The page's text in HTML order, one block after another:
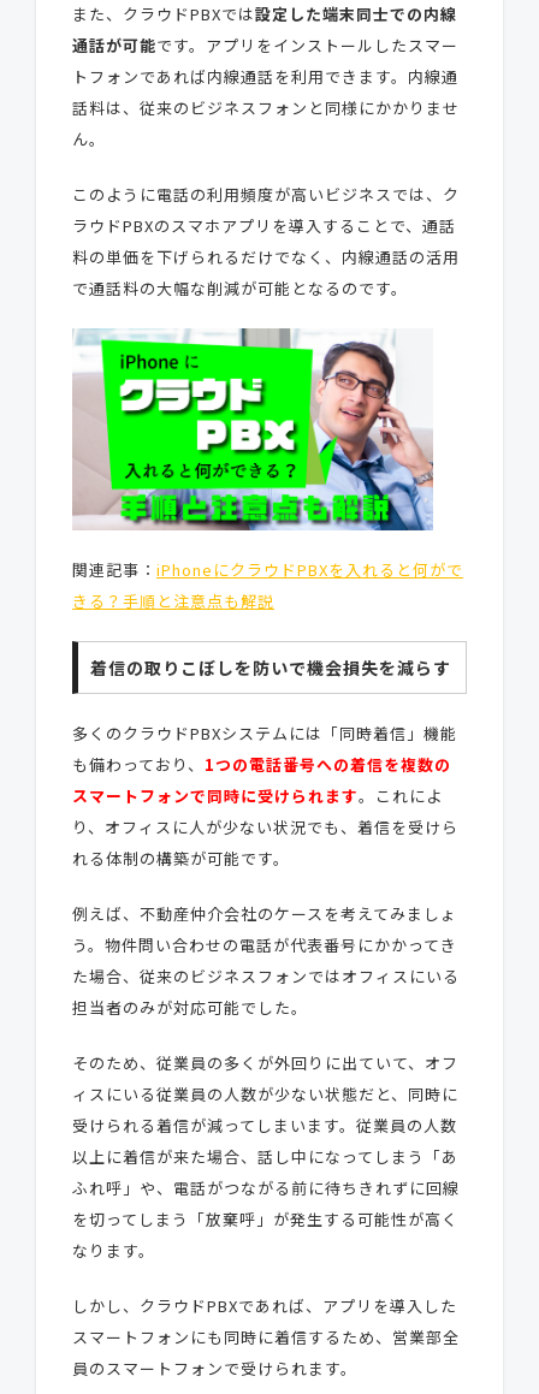
また、クラウドPBXでは設定した端末同士での内線
通話が可能です。アプリをインストールしたスマー
トフォンであれば内線通話を利用できます。内線通
話料は、従来のビジネスフォンと同様にかかりませ
ん。
このように電話の利用頻度が高いビジネスでは、ク
ラウドPBXのスマホアプリを導入することで、通話
料の単価を下げられるだけでなく、内線通話の活用
で通話料の大幅な削減が可能となるのです。
関連記事： iPhoneにクラウドPBXを入れると何がで
きる？手順と注意点も解説
着信の取りこぼしを防いで機会損失を減らす
多くのクラウドPBXシステムには「同時着信」機能
も備わっており、 1つの電話番号への着信を複数の
スマートフォンで同時に受けられます。これによ
り、オフィスに人が少ない状況でも、着信を受けら
れる体制の構築が可能です。
例えば、不動産仲介会社のケースを考えてみましょ
う。物件問い合わせの電話が代表番号にかかってき
た場合、従来のビジネスフォンではオフィスにいる
担当者のみが対応可能でした。
そのため、従業員の多くが外回りに出ていて、オフ
ィスにいる従業員の人数が少ない状態だと、同時に
受けられる着信が減ってしまいます。従業員の人数
以上に着信が来た場合、話し中になってしまう「あ
ふれ呼」や、電話がつながる前に待ちきれずに回線
を切ってしまう「放棄呼」が発生する可能性が高く
なります。
しかし、クラウドPBXであれば、アプリを導入した
スマートフォンにも同時に着信するため、営業部全
員のスマートフォンで受けられます。